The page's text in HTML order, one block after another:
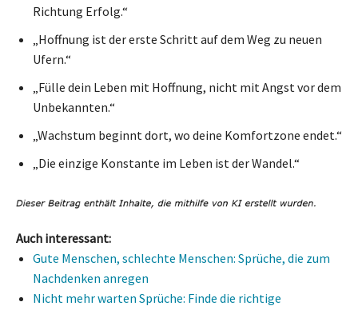
Richtung Erfolg.“
„Hoffnung ist der erste Schritt auf dem Weg zu neuen
Ufern.“
„Fülle dein Leben mit Hoffnung, nicht mit Angst vor dem
Unbekannten.“
„Wachstum beginnt dort, wo deine Komfortzone endet.“
„Die einzige Konstante im Leben ist der Wandel.“
Auch interessant:
Gute Menschen, schlechte Menschen: Sprüche, die zum
Nachdenken anregen
Nicht mehr warten Sprüche: Finde die richtige